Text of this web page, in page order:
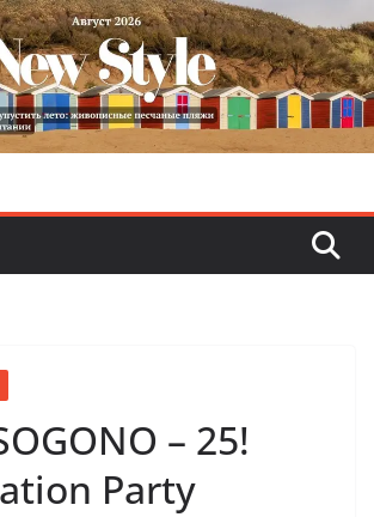
– 25!
Party